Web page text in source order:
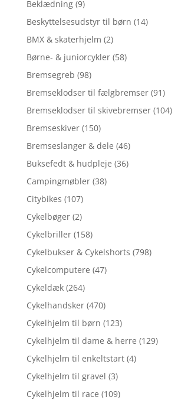
Beklædning (9)
Beskyttelsesudstyr til børn (14)
BMX & skaterhjelm (2)
Børne- & juniorcykler (58)
Bremsegreb (98)
Bremseklodser til fælgbremser (91)
Bremseklodser til skivebremser (104)
Bremseskiver (150)
Bremseslanger & dele (46)
Buksefedt & hudpleje (36)
Campingmøbler (38)
Citybikes (107)
Cykelbøger (2)
Cykelbriller (158)
Cykelbukser & Cykelshorts (798)
Cykelcomputere (47)
Cykeldæk (264)
Cykelhandsker (470)
Cykelhjelm til børn (123)
Cykelhjelm til dame & herre (129)
Cykelhjelm til enkeltstart (4)
Cykelhjelm til gravel (3)
Cykelhjelm til race (109)